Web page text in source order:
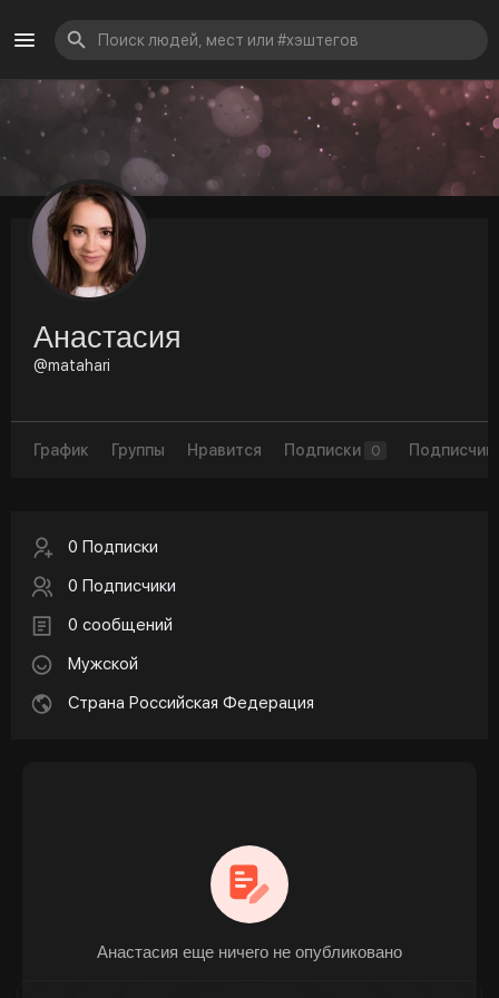
Анастасия
@matahari
График Группы Нравится Подписки 0
0 Подписки
0 Подписчики
0 сообщений
Мужской
Страна Российская Федерация
Анастасия еще ничего не опубликовано